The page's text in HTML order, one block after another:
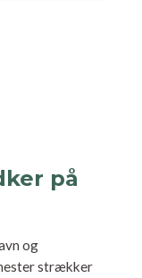
på
og
strækker